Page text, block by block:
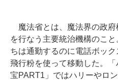
魔法省とは、魔法界の政府
を行なう主要統治機構のこ
ちは通勤するのに電話ボッ
飛行粉を使って移動した。
宝PART1」ではハリーやロ